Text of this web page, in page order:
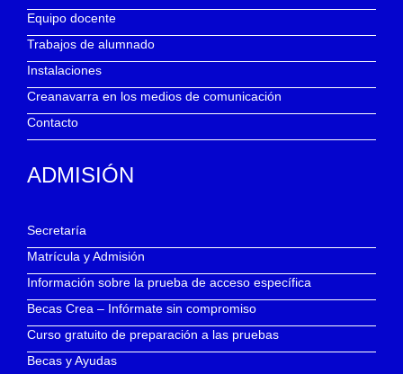
Equipo docente
Trabajos de alumnado
Instalaciones
Creanavarra en los medios de comunicación
Contacto
ADMISIÓN
Secretaría
Matrícula y Admisión
Información sobre la prueba de acceso específica
Becas Crea – Infórmate sin compromiso
Curso gratuito de preparación a las pruebas
Becas y Ayudas